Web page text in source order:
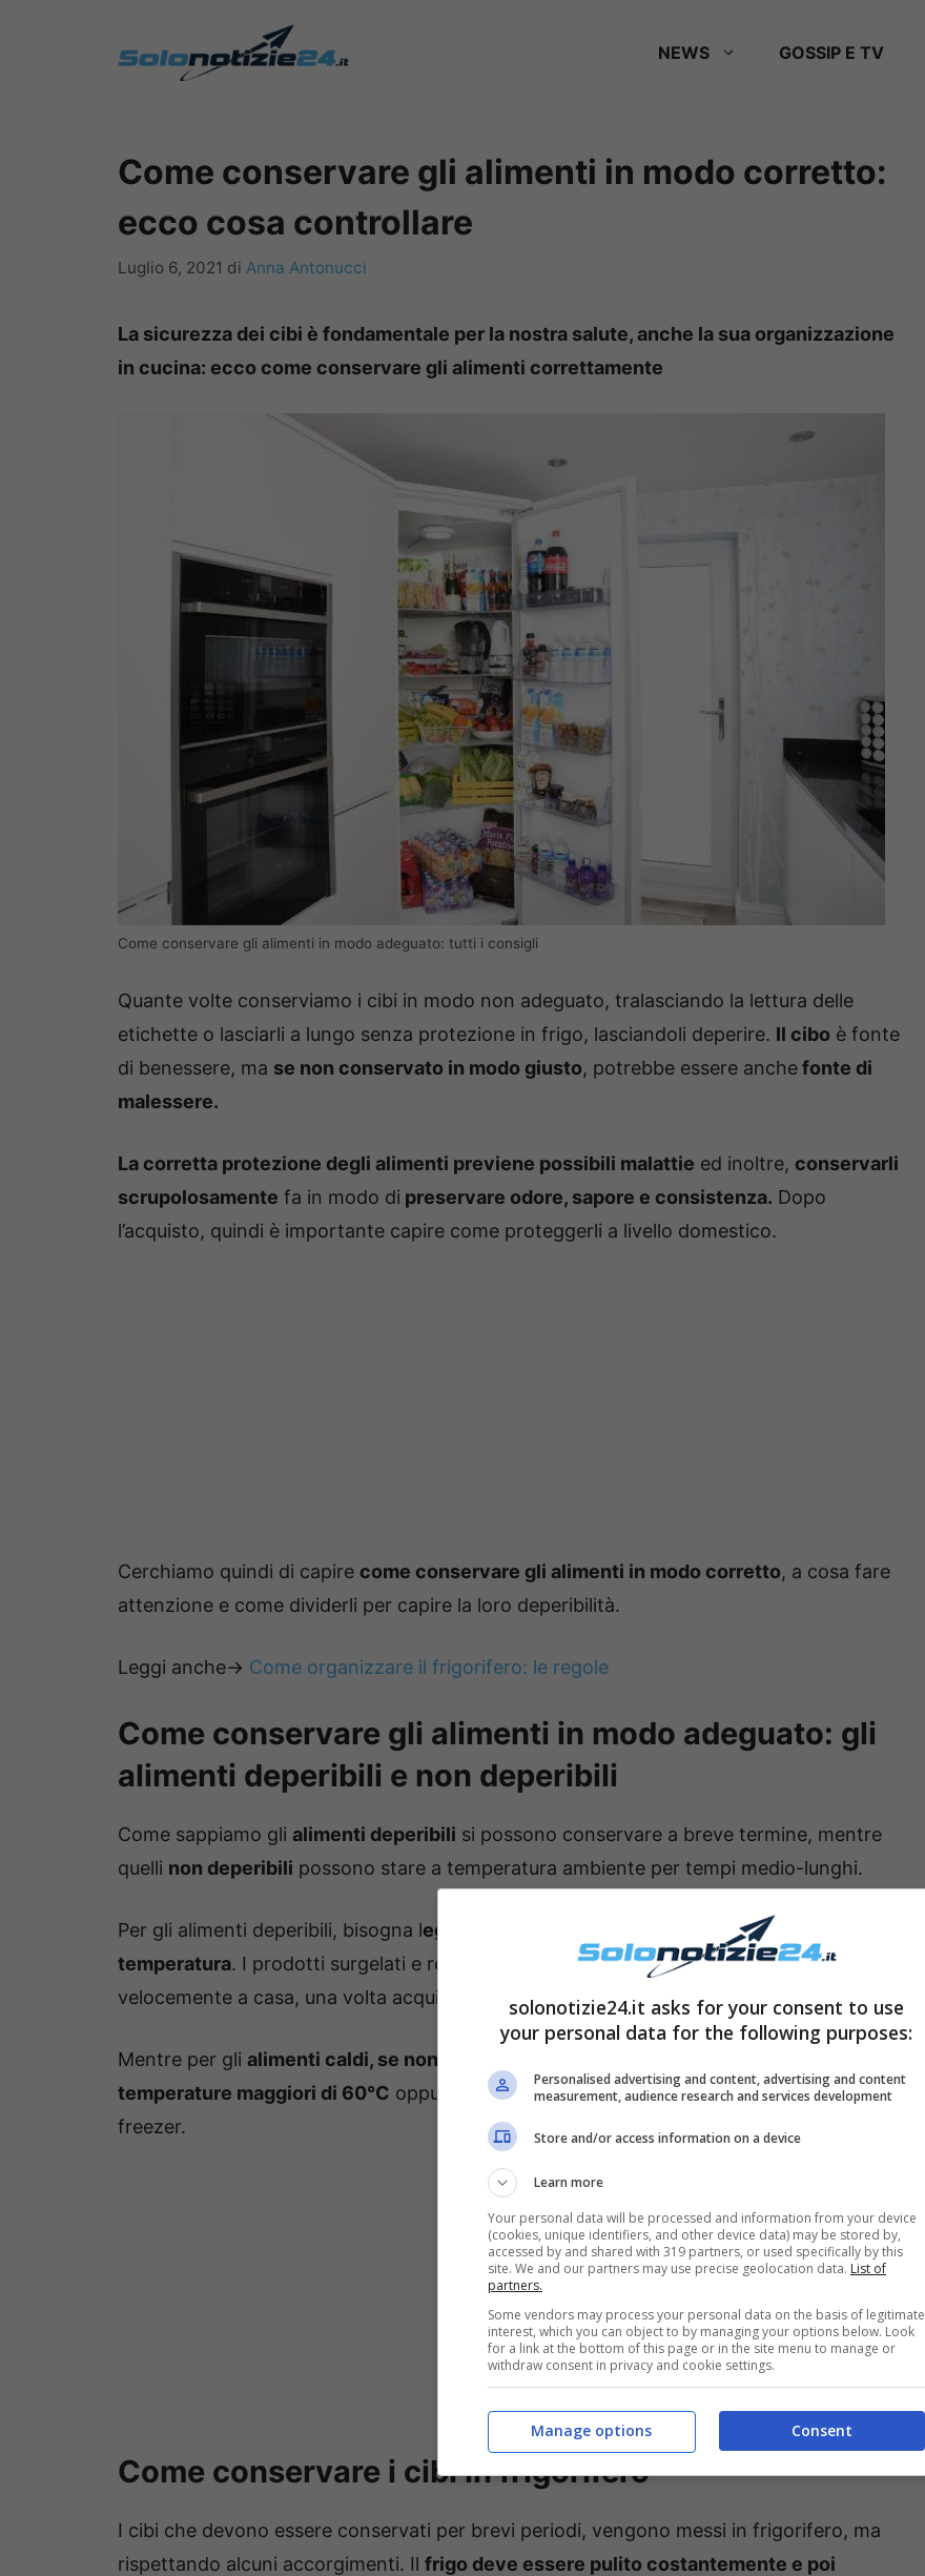
NEWS GOSSIP E TV
Come conservare gli alimenti in modo corretto:
ecco cosa controllare
Luglio 6, 2021 di Anna Antonucci
La sicurezza dei cibi è fondamentale per la nostra salute, anche la sua organizzazione
in cucina: ecco come conservare gli alimenti correttamente
Come conservare gli alimenti in modo adeguato: tutti i consigli
Quante volte conserviamo i cibi in modo non adeguato, tralasciando la lettura delle
etichette o lasciarli a lungo senza protezione in frigo, lasciandoli deperire. Il cibo è fonte
di benessere, ma se non conservato in modo giusto, potrebbe essere anchefonte di
malessere.
La corretta protezione degli alimenti previene possibili malattie ed inoltre, conservarli
scrupolosamente fa in modo di preservare odore, sapore e consistenza. Dopo
l’acquisto, quindi è importante capire come proteggerli a livello domestico.
Cerchiamo quindi di capire come conservare gli alimenti in modo corretto, a cosa fare
attenzione e come dividerli per capire la loro deperibilità.
Leggi anche-> Come organizzare il frigorifero: le regole
Come conservare gli alimenti in modo adeguato: gli
alimenti deperibili e non deperibili
Come sappiamo gli alimenti deperibili si possono conservare a breve termine, mentre
quelli non deperibili possono stare a temperatura ambiente per tempi medio-lunghi.
Per gli alimenti deperibili, bisogna leggere in modo scrupoloso le etichette riguardo la
temperatura. I prodotti surgelati e refrigerati, infatti, si consiglia di trasportarli
velocemente a casa, una volta acquistati.
Mentre per gli alimenti caldi, se non li consumiamo subito, bisognerà conservarli a
temperature maggiori di 60°C oppure bisognerà raffreddarli celermente e riporli in
freezer.
Come conservare i cibi in frigorifero
I cibi che devono essere conservati per brevi periodi, vengono messi in frigorifero, ma
rispettando alcuni accorgimenti. Il frigo deve essere pulito costantemente e poi
solonotizie24.it asks for your consent to use
your personal data for the following purposes:
Personalised advertising and content, advertising and content
measurement, audience research and services development
Store and/or access information on a device
Learn more
Your personal data will be processed and information from your device
(cookies, unique identifiers, and other device data) may be stored by,
accessed by and shared with 319 partners, or used specifically by this
site. We and our partners may use precise geolocation data. List of
partners.
Some vendors may process your personal data on the basis of legitimate
interest, which you can object to by managing your options below. Look
for a link at the bottom of this page or in the site menu to manage or
withdraw consent in privacy and cookie settings.
Consent
Manage options